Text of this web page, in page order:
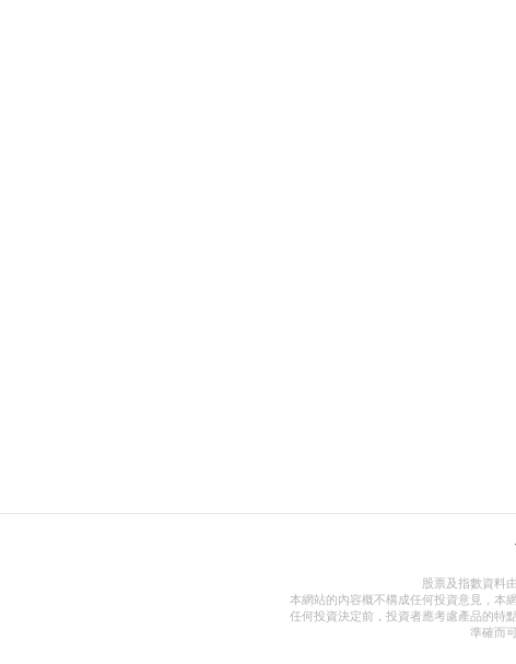
股票及指數資料
本網站的內容概不構成任何投資意見，本
任何投資決定前，投資者應考慮產品的特
準確而